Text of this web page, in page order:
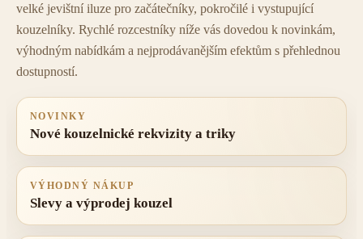
velké jevištní iluze pro začátečníky, pokročilé i vystupující
kouzelníky. Rychlé rozcestníky níže vás dovedou k novinkám,
výhodným nabídkám a nejprodávanějším efektům s přehlednou
dostupností.
NOVINKY
Nové kouzelnické rekvizity a triky
VÝHODNÝ NÁKUP
Slevy a výprodej kouzel